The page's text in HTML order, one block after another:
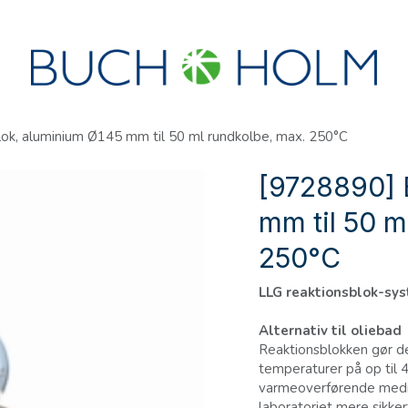
aluminium Ø145 mm til 50 ml rundkolbe, max. 250°C
[9728890]
mm til 50
250°C
LLG reaktionsblok-
Alternativ til oliebad
Reaktionsblokken gør
temperaturer på op til
varmeoverførende